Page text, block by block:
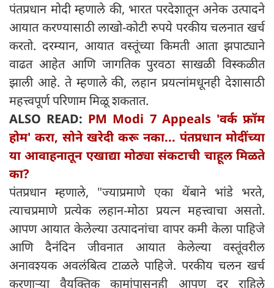
पंतप्रधान मोदी म्हणाले की, भारत परदेशातून अनेक उत्पादने
आयात करण्यासाठी लाखो-कोटी रुपये परकीय चलनात खर्च
करतो. दरम्यान, आयात वस्तूंच्या किमती आता झपाट्याने
वाढत आहेत आणि जागतिक पुरवठा साखळी विस्कळीत
झाली आहे. ते म्हणाले की, लहान प्रयत्नांमधूनही देशासाठी
महत्त्वपूर्ण परिणाम मिळू शकतात.
ALSO READ: PM Modi 7 Appeals 'वर्क फ्रॉम
होम' करा, सोने खरेदी करू नका... पंतप्रधान मोदींच्या
या आवाहनातून एखाद्या मोठ्या संकटाची चाहूल मिळते
का?
पंतप्रधान म्हणाले, "ज्याप्रमाणे एका थेंबाने भांडे भरते,
त्याचप्रमाणे प्रत्येक लहान-मोठा प्रयत्न महत्त्वाचा असतो.
आपण आयात केलेल्या उत्पादनांचा वापर कमी केला पाहिजे
आणि दैनंदिन जीवनात आयात केलेल्या वस्तूंवरील
अनावश्यक अवलंबित्व टाळले पाहिजे. परकीय चलन खर्च
करणाऱ्या वैयक्तिक कामांपासूनही आपण दूर राहिले